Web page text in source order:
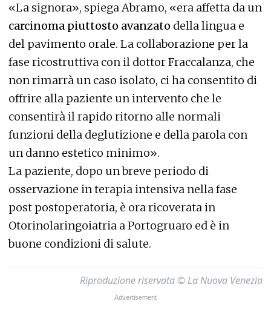
«La signora», spiega Abramo, «era affetta da un
carcinoma piuttosto avanzato della lingua e
del pavimento orale. La collaborazione per la
fase ricostruttiva con il dottor Fraccalanza, che
non rimarrà un caso isolato, ci ha consentito di
offrire alla paziente un intervento che le
consentirà il rapido ritorno alle normali
funzioni della deglutizione e della parola con
un danno estetico minimo».
La paziente, dopo un breve periodo di
osservazione in terapia intensiva nella fase
post postoperatoria, è ora ricoverata in
Otorinolaringoiatria a Portogruaro ed è in
buone condizioni di salute.
Riproduzione riservata © La Nuova Venezia